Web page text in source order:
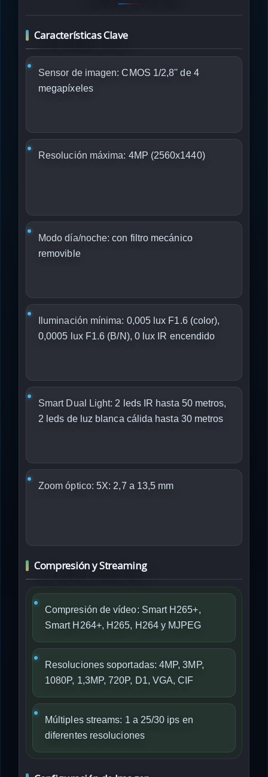
Características Clave
Sensor de imagen: CMOS 1/2,8'' de 4
megapíxeles
Resolución máxima: 4MP (2560x1440)
Modo día/noche: con filtro mecánico
removible
Iluminación mínima: 0,005 lux F1.6 (color),
0,0005 lux F1.6 (B/N), 0 lux IR encendido
Smart Dual Light: 2 leds IR hasta 50 metros,
2 leds de luz blanca cálida hasta 30 metros
Zoom óptico: 5X: 2,7 a 13,5 mm
Compresión y Streaming
Compresión de vídeo: Smart H265+,
Smart H264+, H265, H264 y MJPEG
Resoluciones soportadas: 4MP, 3MP,
1080P, 1,3MP, 720P, D1, VGA, CIF
Múltiples streams: 1 a 25/30 ips en
diferentes resoluciones